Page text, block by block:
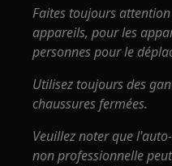
Faites toujours
appareils, pour les
personnes pour le
Utilisez toujours des
chaussures fermées.
Veuillez noter que
non professionnelle